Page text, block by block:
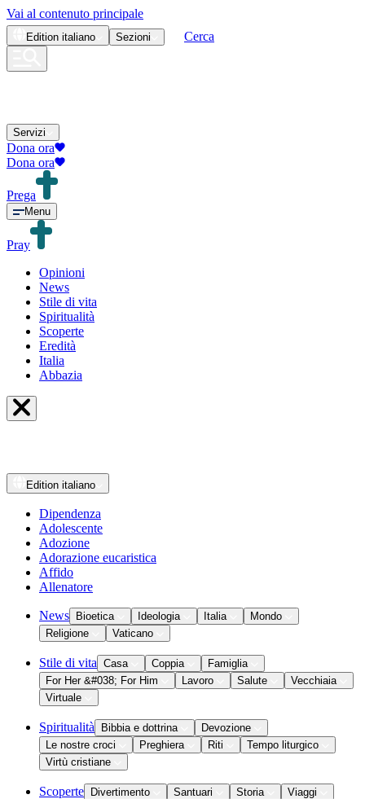
Vai al contenuto principale
Edition italiano Sezioni Cerca
Servizi
Dona ora
Dona ora
Prega
Menu
Pray
Opinioni
News
Stile di vita
Spiritualità
Scoperte
Eredità
Italia
Abbazia
Edition italiano
Dipendenza
Adolescente
Adozione
Adorazione eucaristica
Affido
Allenatore
News Bioetica Ideologia Italia
Mondo
Religione
Vaticano
Stile di vita Casa Coppia
Famiglia
For Her &#038; For Him
Lavoro Salute
Vecchiaia
Virtuale
Spiritualità Bibbia e dottrina
Devozione
Le nostre croci
Preghiera Riti
Tempo liturgico
Virtù cristiane
Scoperte Divertimento Santuari Storia Viaggi